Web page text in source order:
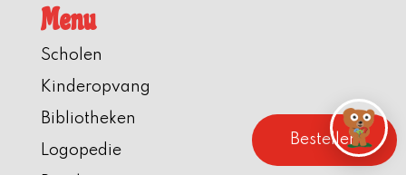
Menu
Scholen
Kinderopvang
Bibliotheken
Logopedie
Bestellen